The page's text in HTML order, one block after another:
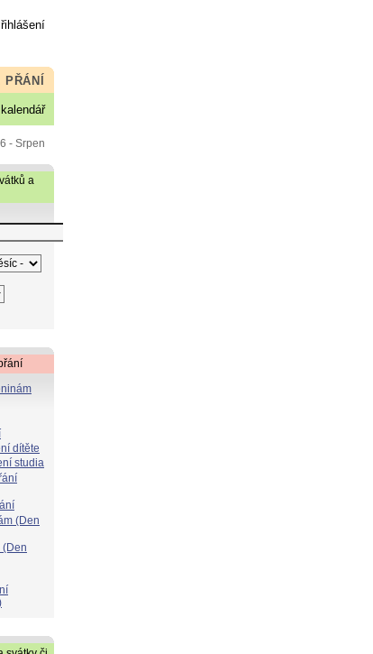
PŘÁNÍ
- Srpen
a
dítěte
studia
(Den
(Den